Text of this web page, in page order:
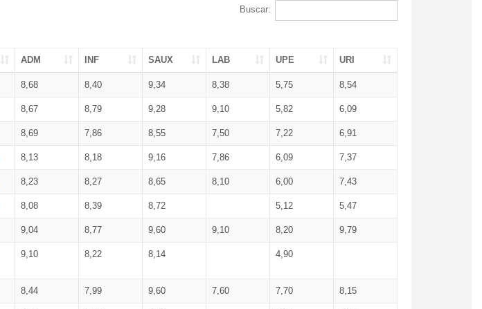
Buscar:
ADM INF SAUX LAB UPE URI
8,68 8,40 9,34 8,38 5,75 8,54
8,67 8,79 9,28 9,10 5,82 6,09
8,69 7,86 8,55 7,50 7,22 6,91
8,13 8,18 9,16 7,86 6,09 7,37
8,23 8,27 8,65 8,10 6,00 7,43
8,08 8,39 8,72 5,12 5,47
9,04 8,77 9,60 9,10 8,20 9,79
9,10 8,22 8,14 4,90
8,44 7,99 9,60 7,60 7,70 8,15